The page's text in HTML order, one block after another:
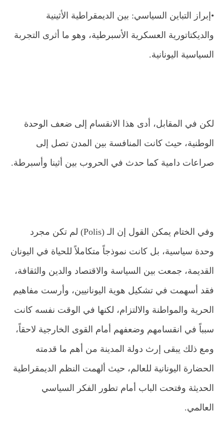
• إبراز التباين السياسي: بين الديمقراطية الأثينية
والديكتاتورية العسكرية الأسبرطية، وهو ما أثرى التجربة
السياسية اليونانية.
لكن في المقابل، أدى هذا الانقسام إلى ضعف الوحدة
الوطنية، حيث كانت المنافسة بين المدن تصل إلى
صراعات دامية كما حدث في الحروب بين أثينا وأسبرطة.
وفي الختام يمكن القول إن الـ(Polis) لم تكن مجرد
وحدة سياسية، بل كانت نموذجاً متكاملاً للحياة في اليونان
القديمة، جمعت بين السياسة والاقتصاد والدين والثقافة،
فقد أسهمت في تشكيل هوية اليونانيين، وأرست مفاهيم
الحرية والمواطنة والالتزام، لكنها في الوقت نفسه كانت
سبباً في انقسامهم وضعفهم أمام القوى الخارجية لاحقاً،
ومع ذلك يبقى إرث دولة المدينة من أهم ما قدمته
الحضارة اليونانية للعالم، حيث ألهمت النظم الديمقراطية
الحديثة وفتحت الباب أمام تطور الفكر السياسي
العالمي.